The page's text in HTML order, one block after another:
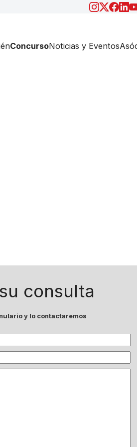
ConcursoNoticias y Eventos
consulta
y lo contactaremos